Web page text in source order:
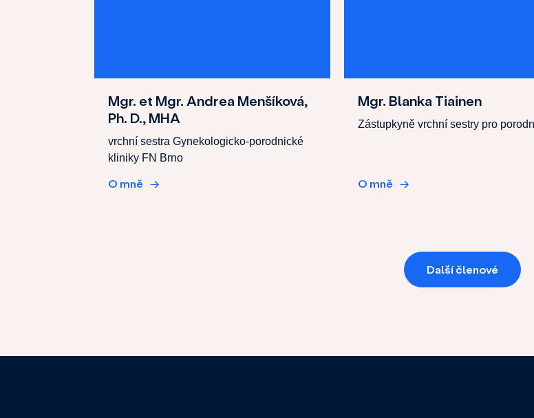
Mgr. et Mgr. Andrea Menšíková,
Ph. D., MHA
vrchní sestra Gynekologicko-porodnické
kliniky FN Brno
O mně →
Mgr. Blanka Tiainen
Zástupkyně vrchní sestry pro
O mně →
Další členové